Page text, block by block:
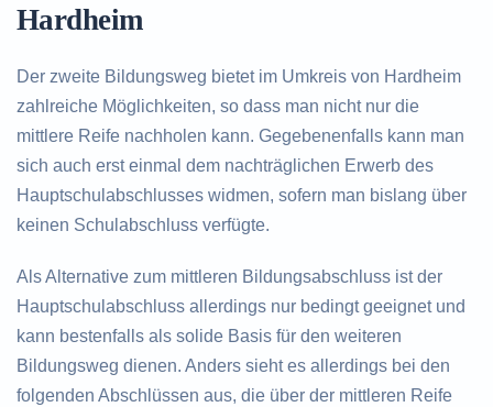
Hardheim
Der zweite Bildungsweg bietet im Umkreis von Hardheim
zahlreiche Möglichkeiten, so dass man nicht nur die
mittlere Reife nachholen kann. Gegebenenfalls kann man
sich auch erst einmal dem nachträglichen Erwerb des
Hauptschulabschlusses widmen, sofern man bislang über
keinen Schulabschluss verfügte.
Als Alternative zum mittleren Bildungsabschluss ist der
Hauptschulabschluss allerdings nur bedingt geeignet und
kann bestenfalls als solide Basis für den weiteren
Bildungsweg dienen. Anders sieht es allerdings bei den
folgenden Abschlüssen aus, die über der mittleren Reife